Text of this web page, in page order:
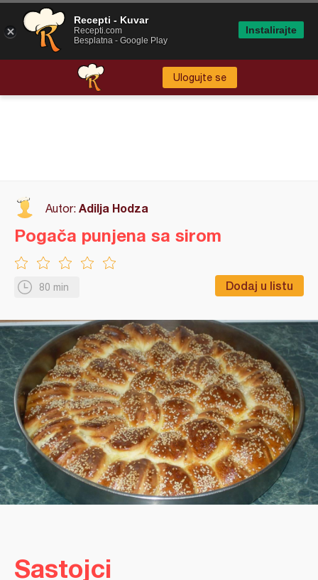
Ulogujte se
Autor: Adilja Hodza
80 min Dodaj u listu
Pogača punjena sa sirom
Sastojci
Recepti - Kuvar
Recepti.com
Besplatna - Google Play
Instalirajte